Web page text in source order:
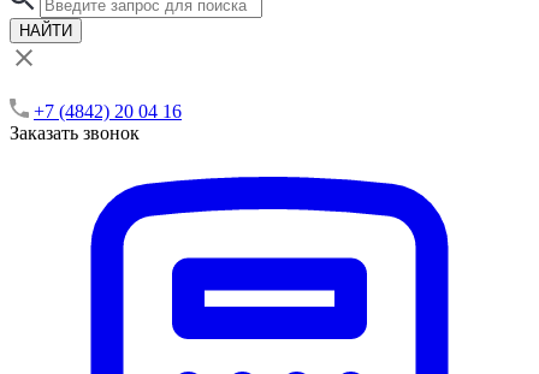
НАЙТИ
+7 (4842) 20 04 16
Заказать звонок